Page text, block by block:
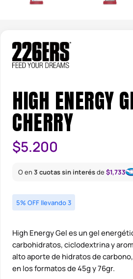
HIGH ENERGY
CHERRY
$5.200
O en 3 cuotas sin interésde $1,733
5% OFF llevando 3
High Energy Gel es un gel
carbohidratos, ciclodextrina y
alto aporte de hidratos de
en los formatos de 45g y 76gr.